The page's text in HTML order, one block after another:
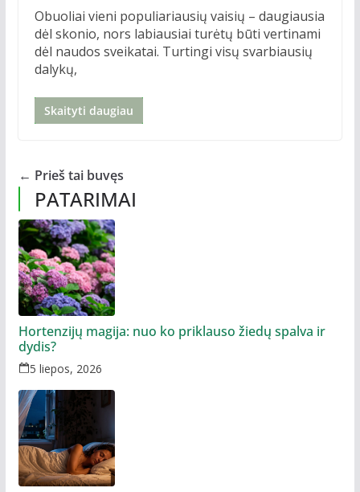
Obuoliai vieni populiariausių vaisių – daugiausia
dėl skonio, nors labiausiai turėtų būti vertinami
dėl naudos sveikatai. Turtingi visų svarbiausių
dalykų,
Skaityti daugiau
← Prieš tai buvęs
PATARIMAI
Hortenzijų magija: nuo ko priklauso žiedų spalva ir
dydis?
5 liepos, 2026